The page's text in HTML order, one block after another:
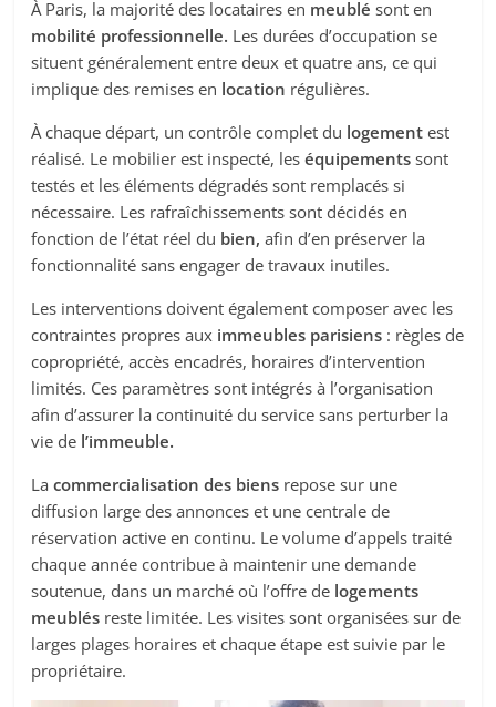
À Paris, la majorité des locataires en meublé sont en
mobilité professionnelle. Les durées d’occupation se
situent généralement entre deux et quatre ans, ce qui
implique des remises en location régulières.
À chaque départ, un contrôle complet du logement est
réalisé. Le mobilier est inspecté, leséquipements sont
testés et les éléments dégradés sont remplacés si
nécessaire. Les rafraîchissements sont décidés en
fonction de l’état réel du bien, afin d’en préserver la
fonctionnalité sans engager de travaux inutiles.
Les interventions doivent également composer avec les
contraintes propres aux immeubles parisiens : règles de
copropriété, accès encadrés, horaires d’intervention
limités. Ces paramètres sont intégrés à l’organisation
afin d’assurer la continuité du service sans perturber la
vie de l’immeuble.
Lacommercialisation des biens repose sur une
diffusion large des annonces et une centrale de
réservation active en continu. Le volume d’appels traité
chaque année contribue à maintenir une demande
soutenue, dans un marché où l’offre de logements
meublés reste limitée. Les visites sont organisées sur de
larges plages horaires et chaque étape est suivie par le
propriétaire.